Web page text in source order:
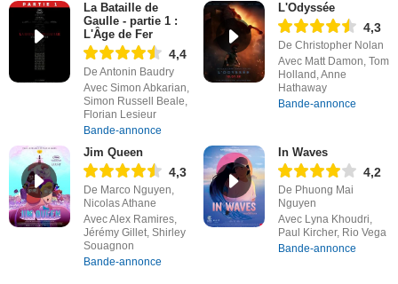
La Bataille de
Gaulle - partie 1 :
L'Âge de Fer
4,4
De Antonin Baudry
Avec Simon Abkarian,
Simon Russell Beale,
Florian Lesieur
Bande-annonce
L'Odyssée
4,3
De Christopher Nolan
Avec Matt Damon, Tom
Holland, Anne
Hathaway
Bande-annonce
Jim Queen
4,3
De Marco Nguyen,
Nicolas Athane
Avec Alex Ramires,
Jérémy Gillet, Shirley
Souagnon
Bande-annonce
In Waves
4,2
De Phuong Mai
Nguyen
Avec Lyna Khoudri,
Paul Kircher, Rio Vega
Bande-annonce